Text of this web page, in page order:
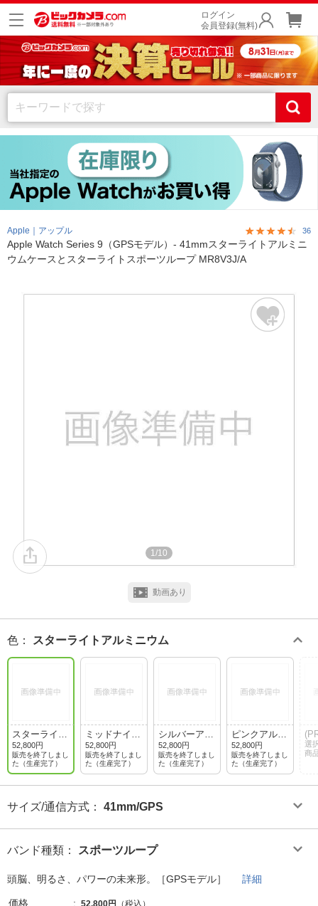
ログイン
会員登録(無料)
Apple｜アップル 36
Apple Watch Series 9（GPSモデル）- 41mmスターライトアルミニ
ウムケースとスターライトスポーツループ MR8V3J/A
1/10
動画あり
色 ： スターライトアルミニウム
スターライト
アルミニウム
52,800円
販売を終了しまし
た（生産完了）
ミッドナイト
アルミニウム
52,800円
販売を終了しまし
た（生産完了）
シルバーアル
ミニウム
52,800円
販売を終了しまし
た（生産完了）
ピンクアルミ
ニウム
52,800円
販売を終了しまし
た（生産完了）
ウ
選
商
サイズ/通信方式 ： 41mm/GPS
バンド種類 ： スポーツループ
頭脳、明るさ、パワーの未来形。［GPSモデル］ 詳細
価格 52,800円 （税込）